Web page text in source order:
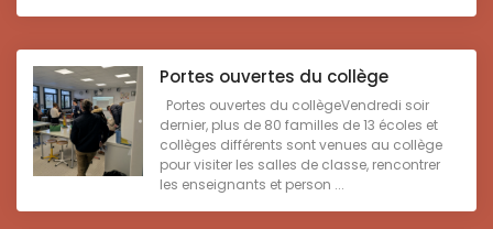
Portes ouvertes du collège
Portes ouvertes du collègeVendredi soir
dernier, plus de 80 familles de 13 écoles et
collèges différents sont venues au collège
pour visiter les salles de classe, rencontrer
les enseignants et person ...